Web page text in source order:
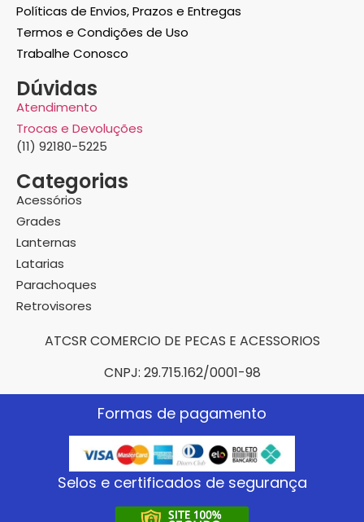
Políticas de Envios, Prazos e Entregas
Termos e Condições de Uso
Trabalhe Conosco
Dúvidas
Atendimento
Trocas e Devoluções
(11) 92180-5225
Categorias
Acessórios
Grades
Lanternas
Latarias
Parachoques
Retrovisores
ATCSR COMERCIO DE PECAS E ACESSORIOS
CNPJ: 29.715.162/0001-98
Formas de pagamento
Selos e certificados de segurança